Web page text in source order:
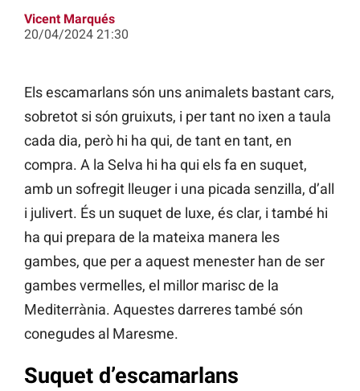
Vicent Marqués
20/04/2024 21:30
Els escamarlans són uns animalets bastant cars,
sobretot si són gruixuts, i per tant no ixen a taula
cada dia, però hi ha qui, de tant en tant, en
compra. A la Selva hi ha qui els fa en suquet,
amb un sofregit lleuger i una picada senzilla, d’all
i julivert. És un suquet de luxe, és clar, i també hi
ha qui prepara de la mateixa manera les
gambes, que per a aquest menester han de ser
gambes vermelles, el millor marisc de la
Mediterrània. Aquestes darreres també són
conegudes al Maresme.
Suquet d’escamarlans